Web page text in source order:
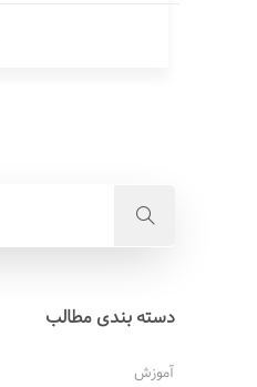
دسته بندی مطالب
آموزش